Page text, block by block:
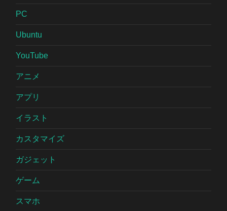
PC
Ubuntu
YouTube
アニメ
アプリ
イラスト
カスタマイズ
ガジェット
ゲーム
スマホ